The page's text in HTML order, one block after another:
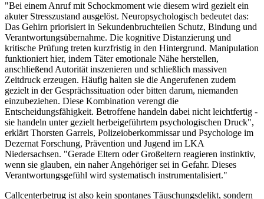
"Bei einem Anruf mit Schockmoment wie diesem wird gezielt ein
akuter Stresszustand ausgelöst. Neuropsychologisch bedeutet das:
Das Gehirn priorisiert in Sekundenbruchteilen Schutz, Bindung und
Verantwortungsübernahme. Die kognitive Distanzierung und
kritische Prüfung treten kurzfristig in den Hintergrund. Manipulation
funktioniert hier, indem Täter emotionale Nähe herstellen,
anschließend Autorität inszenieren und schließlich massiven
Zeitdruck erzeugen. Häufig halten sie die Angerufenen zudem
gezielt in der Gesprächssituation oder bitten darum, niemanden
einzubeziehen. Diese Kombination verengt die
Entscheidungsfähigkeit. Betroffene handeln dabei nicht leichtfertig -
sie handeln unter gezielt herbeigeführtem psychologischen Druck",
erklärt Thorsten Garrels, Polizeioberkommissar und Psychologe im
Dezernat Forschung, Prävention und Jugend im LKA
Niedersachsen. "Gerade Eltern oder Großeltern reagieren instinktiv,
wenn sie glauben, ein naher Angehöriger sei in Gefahr. Dieses
Verantwortungsgefühl wird systematisch instrumentalisiert."
Callcenterbetrug ist also kein spontanes Täuschungsdelikt, sondern